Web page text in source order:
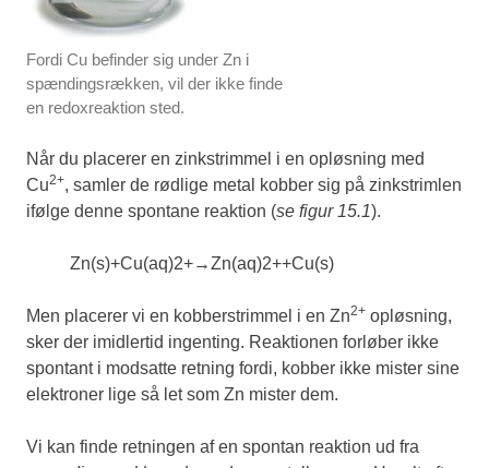
Fordi Cu befinder sig under Zn i
spændingsrækken, vil der ikke finde
en redoxreaktion sted.
Når du placerer en zinkstrimmel i en opløsning med
Cu2+, samler de rødlige metal kobber sig på zinkstrimlen
ifølge denne spontane reaktion (se figur 15.1).
Zn(s)+Cu(aq)2+→Zn(aq)2++Cu(s)
Men placerer vi en kobberstrimmel i en Zn2+ opløsning,
sker der imidlertid ingenting. Reaktionen forløber ikke
spontant i modsatte retning fordi, kobber ikke mister sine
elektroner lige så let som Zn mister dem.
Vi kan finde retningen af en spontan reaktion ud fra